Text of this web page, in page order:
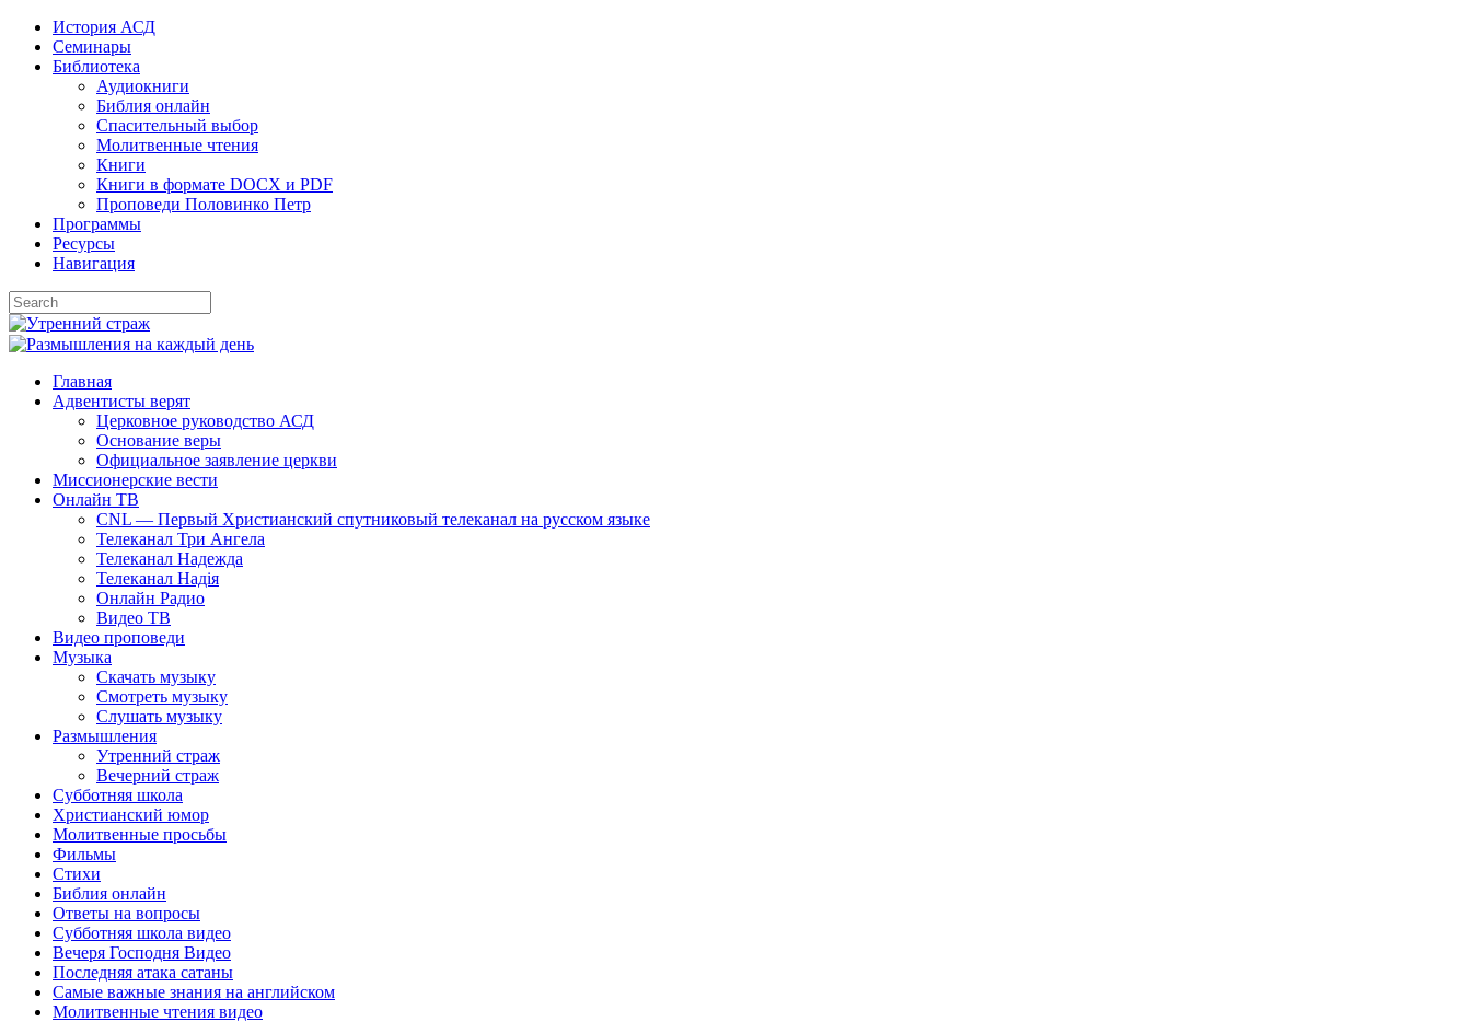
Skip
content
История АСД
Семинары
Библиотека
Аудиокниги
Библия онлайн
Спасительный выбор
Молитвенные чтения
Книги
Книги в формате DOCX и PDF
Проповеди Половинко Петр
Программы
Ресурсы
Навигация
Главная
Адвентисты верят
Церковное руководство АСД
Основание веры
Официальное заявление церкви
Миссионерские вести
Онлайн ТВ
CNL — Первый Христианский спутниковый телеканал на русском языке
Телеканал Три Ангела
Телеканал Надежда
Телеканал Надія
Онлайн Радио
Видео ТВ
Видео проповеди
Музыка
Скачать музыку
Смотреть музыку
Слушать музыку
Размышления
Утренний страж
Вечерний страж
Субботняя школа
Христианский юмор
Молитвенные просьбы
Фильмы
Стихи
Библия онлайн
Ответы на вопросы
Субботняя школа видео
Вечеря Господня Видео
Последняя атака сатаны
Самые важные знания на английском
Молитвенные чтения видео